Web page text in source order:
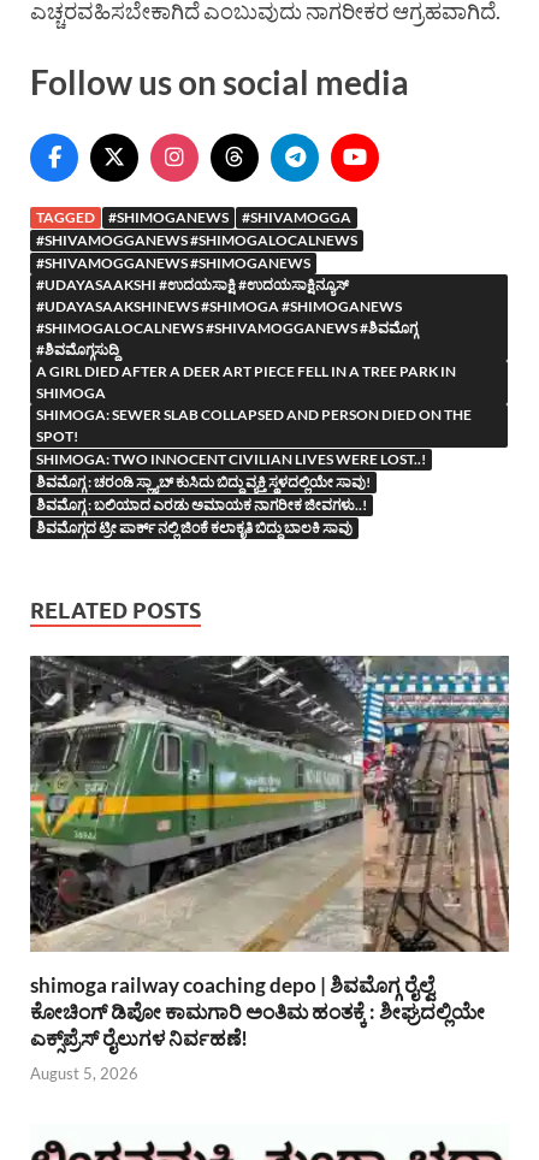
ಎಚ್ಚರವಹಿಸಬೇಕಾಗಿದೆ ಎಂಬುವುದು ನಾಗರೀಕರ ಆಗ್ರಹವಾಗಿದೆ.
Follow us on social media
TAGGED #SHIMOGANEWS
#SHIVAMOGGA
#SHIVAMOGGANEWS #SHIMOGALOCALNEWS
#SHIVAMOGGANEWS #SHIMOGANEWS
#UDAYASAAKSHI #ಉದಯಸಾಕ್ಷಿ #ಉದಯಸಾಕ್ಷಿನ್ಯೂಸ್
#UDAYASAAKSHINEWS #SHIMOGA #SHIMOGANEWS
#SHIMOGALOCALNEWS #SHIVAMOGGANEWS #ಶಿವಮೊಗ್ಗ
#ಶಿವಮೊಗ್ಗಸುದ್ದಿ
A GIRL DIED AFTER A DEER ART PIECE FELL IN A TREE PARK IN
SHIMOGA
SHIMOGA: SEWER SLAB COLLAPSED AND PERSON DIED ON THE
SPOT!
SHIMOGA: TWO INNOCENT CIVILIAN LIVES WERE LOST..!
ಶಿವಮೊಗ್ಗ : ಚರಂಡಿ ಸ್ಲ್ಯಾಬ್ ಕುಸಿದು ಬಿದ್ದು ವ್ಯಕ್ತಿ ಸ್ಥಳದಲ್ಲಿಯೇ ಸಾವು!
ಶಿವಮೊಗ್ಗ : ಬಲಿಯಾದ ಎರಡು ಅಮಾಯಕ ನಾಗರೀಕ ಜೀವಗಳು..!
ಶಿವಮೊಗ್ಗದ ಟ್ರೀ ಪಾರ್ಕ್ ನಲ್ಲಿ ಜಿಂಕೆ ಕಲಾಕೃತಿ ಬಿದ್ದು ಬಾಲಕಿ ಸಾವು
RELATED POSTS
shimoga railway coaching depo | ಶಿವಮೊಗ್ಗ ರೈಲ್ವೆ
ಕೋಚಿಂಗ್ ಡಿಪೋ ಕಾಮಗಾರಿ ಅಂತಿಮ ಹಂತಕ್ಕೆ : ಶೀಘ್ರದಲ್ಲಿಯೇ
ಎಕ್ಸ್‌ಪ್ರೆಸ್ ರೈಲುಗಳ ನಿರ್ವಹಣೆ!
August 5, 2026